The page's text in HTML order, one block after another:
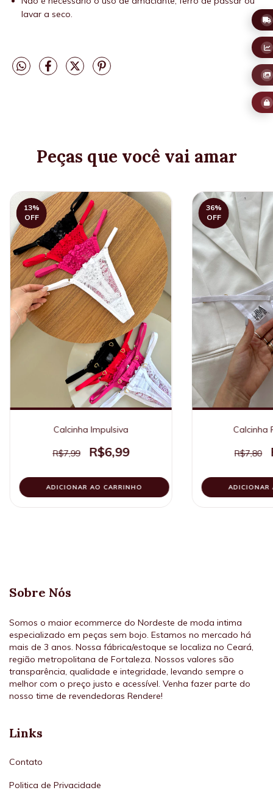
lavar a seco.
Peças que você vai amar
13%
OFF
Calcinha Impulsiva
R$7,99 R$6,99
ADICIONAR AO CARRINHO
36%
OFF
Calcinha
R$7,80
ADICIONAR
Sobre Nós
Somos o maior ecommerce do Nordeste de moda intima
especializado em peças sem bojo. Estamos no mercado há
mais de 3 anos. Nossa fábrica/estoque se localiza no Ceará,
região metropolitana de Fortaleza. Nossos valores são
transparência, qualidade e integridade, levando sempre o
melhor com o preço justo e acessível. Venha fazer parte do
nosso time de revendedoras Rendere!
Links
Contato
Politica de Privacidade